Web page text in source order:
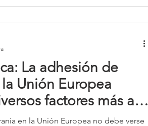
del liberalismo institucionalista y con la
La adhesión de
Unión Europea
factores más allá
en la Unión Europea no debe verse